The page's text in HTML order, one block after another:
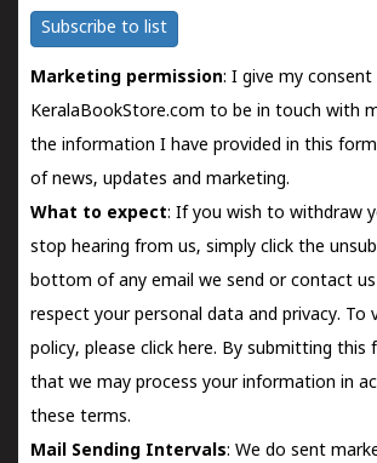
Subscribe to list
Marketing permission: I give my
KeralaBookStore.com to be in touch with
the information I have provided in this
of news, updates and marketing.
What to expect: If you wish to withdraw
stop hearing from us, simply click the
bottom of any email we send orcontact us
respect your personal data and privacy. To
policy, please click here. By submitting this
that we may process your information in
these terms.
Mail Sending Intervals: We do sent